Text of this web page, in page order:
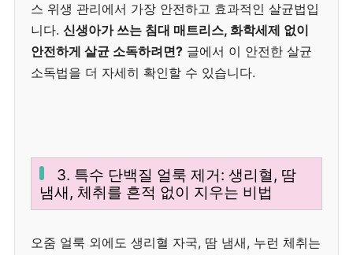
스 위생 관리에서 가장 안전하고 효과적인 살균법입
니다. 신생아가 쓰는 침대 매트리스, 화학세제 없이
안전하게 살균 소독하려면? 글에서 이 안전한 살균
소독법을 더 자세히 확인할 수 있습니다.
3. 특수 단백질 얼룩 제거: 생리혈, 땀
냄새, 체취를 흔적 없이 지우는 비법
오줌 얼룩 외에도 생리혈 자국, 땀 냄새, 누런 체취는